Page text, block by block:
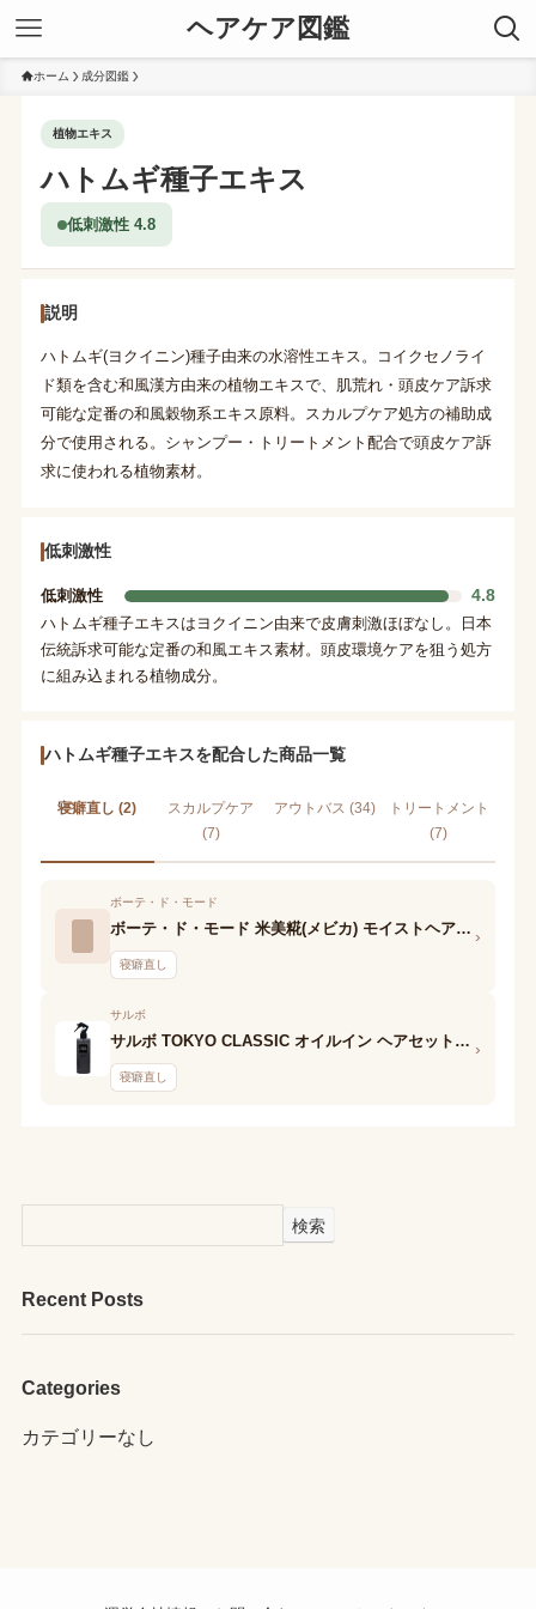
ヘアケア図鑑
ホーム 成分図鑑
植物エキス
ハトムギ種子エキス
低刺激性 4.8
説明
ハトムギ(ヨクイニン)種子由来の水溶性エキス。コイクセノライ
ド類を含む和風漢方由来の植物エキスで、肌荒れ・頭皮ケア訴求
可能な定番の和風穀物系エキス原料。スカルプケア処方の補助成
分で使用される。シャンプー・トリートメント配合で頭皮ケア訴
求に使われる植物素材。
低刺激性
低刺激性 4.8
ハトムギ種子エキスはヨクイニン由来で皮膚刺激ほぼなし。日本
伝統訴求可能な定番の和風エキス素材。頭皮環境ケアを狙う処方
に組み込まれる植物成分。
ハトムギ種子エキスを配合した商品一覧
寝癖直し (2)
スカルプケア
(7)
アウトバス (34)
トリートメント
(7)
ボーテ・ド・モード
ボーテ・ド・モード 米美糀(メビカ) モイストヘアミルクミスト
寝癖直し
›
サルボ
サルボ TOKYO CLASSIC オイルイン ヘアセットアップウォーター
寝癖直し
›
検索
Recent Posts
Categories
カテゴリーなし